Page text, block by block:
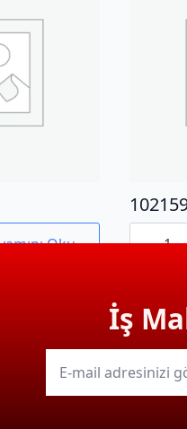
Oku
1021597
adet
İş
E-
mail